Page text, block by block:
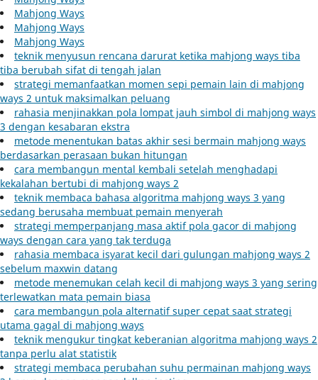
Mahjong Ways
Mahjong Ways
Mahjong Ways
teknik menyusun rencana darurat ketika mahjong ways tiba
tiba berubah sifat di tengah jalan
strategi memanfaatkan momen sepi pemain lain di mahjong
ways 2 untuk maksimalkan peluang
rahasia menjinakkan pola lompat jauh simbol di mahjong ways
3 dengan kesabaran ekstra
metode menentukan batas akhir sesi bermain mahjong ways
berdasarkan perasaan bukan hitungan
cara membangun mental kembali setelah menghadapi
kekalahan bertubi di mahjong ways 2
teknik membaca bahasa algoritma mahjong ways 3 yang
sedang berusaha membuat pemain menyerah
strategi memperpanjang masa aktif pola gacor di mahjong
ways dengan cara yang tak terduga
rahasia membaca isyarat kecil dari gulungan mahjong ways 2
sebelum maxwin datang
metode menemukan celah kecil di mahjong ways 3 yang sering
terlewatkan mata pemain biasa
cara membangun pola alternatif super cepat saat strategi
utama gagal di mahjong ways
teknik mengukur tingkat keberanian algoritma mahjong ways 2
tanpa perlu alat statistik
strategi membaca perubahan suhu permainan mahjong ways